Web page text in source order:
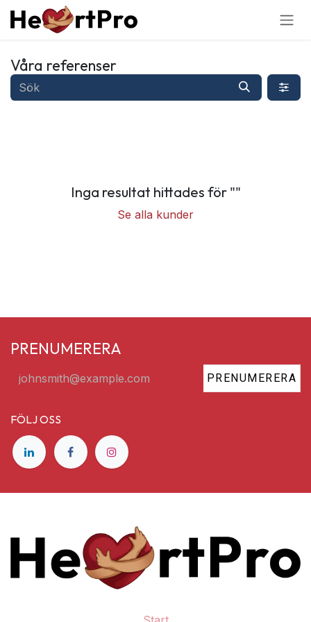
Hoppa till innehållet
Våra referenser
Inga resultat hittades för ""
Se alla kunder
PRENUMERERA
PRENUMERERA
FÖLJ OSS